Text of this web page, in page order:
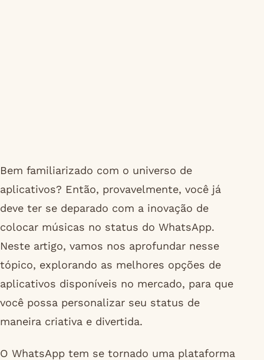
Bem familiarizado com o universo de
aplicativos? Então, provavelmente, você já
deve ter se deparado com a inovação de
colocar músicas no status do WhatsApp.
Neste artigo, vamos nos aprofundar nesse
tópico, explorando as melhores opções de
aplicativos disponíveis no mercado, para que
você possa personalizar seu status de
maneira criativa e divertida.
O WhatsApp tem se tornado uma plataforma